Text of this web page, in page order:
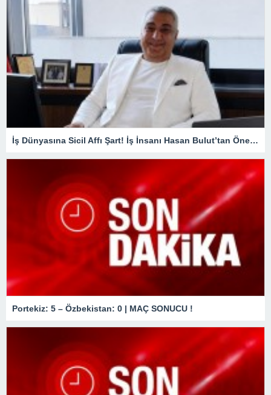
İş Dünyasına Sicil Affı Şart! İş İnsanı Hasan Bulut’tan Önemli Çağrı.
Portekiz: 5 – Özbekistan: 0 | MAÇ SONUCU !